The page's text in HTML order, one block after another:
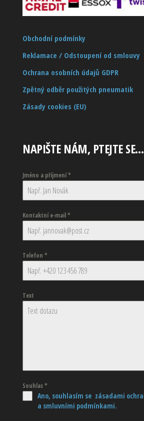
Obchodní podmínky
Reklamace / Odstoupení od smlouvy
Ochrana osobních údajů GDPR
Zpětný odběr použitých pneumatik
Zásady cookies (EU)
NAPIŠTE NÁM, PTEJTE SE…
Jméno a příjmení*
Kontaktní e-mail*
Telefon *
Text
Souhlas*
Ano, souhlasím se zásadami
a smluvními podmínkami.